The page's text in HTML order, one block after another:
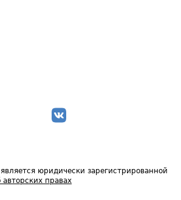
юридически зарегистрированной
авторских правах